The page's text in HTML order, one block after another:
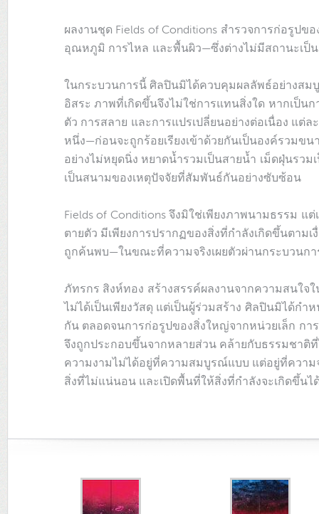
ผลงานชุด Fields of Conditions สำรวจการก่อรูป
อุณหภูมิ การไหล และพื้นผิว—ซึ่งต่างไม่มีสถานะเป็น
ในกระบวนการนี้ ศิลปินมิได้ควบคุมผลลัพธ์อย่างส
อิสระ ภาพที่เกิดขึ้นจึงไม่ใช่การแทนสิ่งใด หากเป็น
ตัว การสลาย และการแปรเปลี่ยนอย่างต่อเนื่อง แ
หนึ่ง—ก่อนจะถูกร้อยเรียงเข้าด้วยกันเป็นองค์รวมข
อย่างไม่หยุดนิ่ง หยาดน้ำรวมเป็นสายน้ำ เม็ดฝุ่นรว
เป็นสนามของเหตุปัจจัยที่สัมพันธ์กันอย่างซับซ้อน
Fields of Conditions จึงมิใช่เพียงภาพนามธรรม
ตายตัว มีเพียงการปรากฏของสิ่งที่กำลังเกิดขึ้นตาม
ถูกค้นพบ—ในขณะที่ความจริงเผยตัวผ่านกระบวนกา
ภัทรกร สิงห์ทอง สร้างสรรค์ผลงานจากความสนใ
ไม่ได้เป็นเพียงวัสดุ แต่เป็นผู้ร่วมสร้าง ศิลปินมิได้ก
กัน ตลอดจนการก่อรูปของสิ่งใหญ่จากหน่วยเล็ก ก
จึงถูกประกอบขึ้นจากหลายส่วน คล้ายกับธรรมชาติ
ความงามไม่ได้อยู่ที่ความสมบูรณ์แบบ แต่อยู่ที่ความ
สิ่งที่ไม่แน่นอน และเปิดพื้นที่ให้สิ่งที่กำลังจะเกิดขึ้นไ